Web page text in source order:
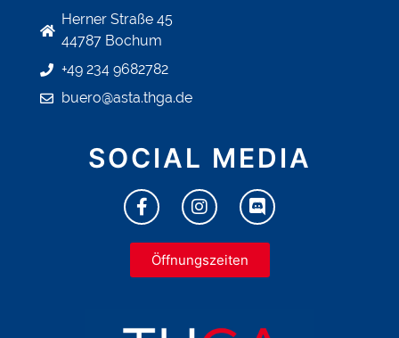
Herner Straße 45
44787 Bochum
+49 234 9682782
buero@asta.thga.de
SOCIAL MEDIA
Öffnungszeiten